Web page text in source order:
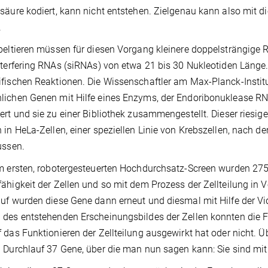
kodiert, kann nicht entstehen. Zielgenau kann also mit
müssen für diesen Vorgang kleinere doppelsträngige
RNAs (siRNAs) von etwa 21 bis 30 Nukleotiden
Reaktionen. Die Wissenschaftler am Max-Planck-
Genen mit Hilfe eines Enzyms, der Endoribonuklease
und sie zu einer Bibliothek zusammengestellt. Dieser
in HeLa-Zellen, einer speziellen Linie von Krebszellen, nach
ersten, robotergesteuerten Hochdurchsatz-Screen wurden
der Zellen und so mit dem Prozess der Zellteilung in
wurden diese Gene dann erneut und diesmal mit Hilfe der
entstehenden Erscheinungsbildes der Zellen konnten die
das Funktionieren der Zellteilung ausgewirkt hat oder nicht.
Durchlauf 37 Gene, über die man nun sagen kann: Sie sind